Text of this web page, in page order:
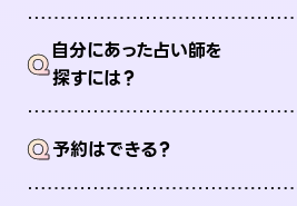
Q自分にあった占い師を
探すには？
Q予約はできる？